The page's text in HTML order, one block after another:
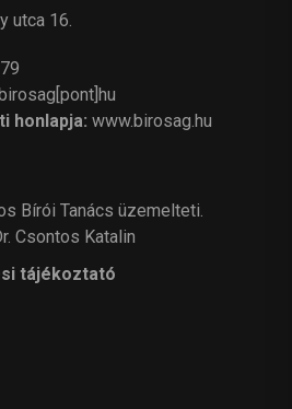
utca 16.
honlapja: www.birosag.hu
Bírói Tanács üzemelteti.
Csontos Katalin
tájékoztató